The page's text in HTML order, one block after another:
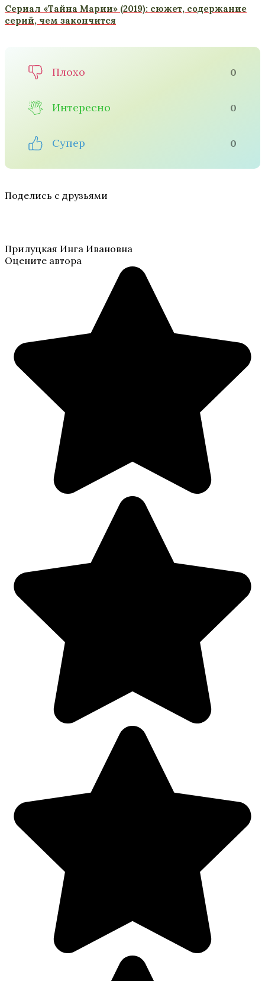
Сериал «Тайна Марии» (2019): сюжет, содержание
серий, чем закончится
Плохо 0
Интересно 0
Супер 0
Поделись с друзьями
Прилуцкая Инга Ивановна
Оцените автора